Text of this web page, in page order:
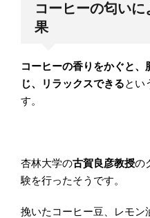
コーヒーの匂い
果
コーヒーの香りをかぐと
じ、リラックスできるとい
す。
杏林大学の古賀良彦教授の
験を行ったそうです。
挽いたコーヒー豆、レモン